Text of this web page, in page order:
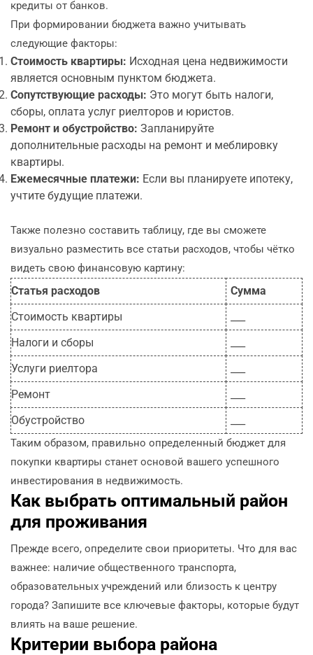
кредиты от банков.
При формировании бюджета важно учитывать
следующие факторы:
Стоимость квартиры: Исходная цена недвижимости
является основным пунктом бюджета.
Сопутствующие расходы: Это могут быть налоги,
сборы, оплата услуг риелторов и юристов.
Ремонт и обустройство: Запланируйте
дополнительные расходы на ремонт и меблировку
квартиры.
Ежемесячные платежи: Если вы планируете ипотеку,
учтите будущие платежи.
Также полезно составить таблицу, где вы сможете
визуально разместить все статьи расходов, чтобы чётко
видеть свою финансовую картину:
Статья расходов
Сумма
Стоимость квартиры
Налоги и сборы
Услуги риелтора
Ремонт
Обустройство
Таким образом, правильно определенный бюджет для
покупки квартиры станет основой вашего успешного
инвестирования в недвижимость.
Как выбрать оптимальный район
для проживания
Прежде всего, определите свои приоритеты. Что для вас
важнее: наличие общественного транспорта,
образовательных учреждений или близость к центру
города? Запишите все ключевые факторы, которые будут
влиять на ваше решение.
Критерии выбора района